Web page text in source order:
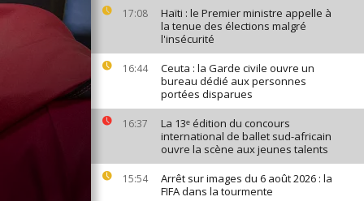
17:08
Haïti : le Premier ministre appelle à
la tenue des élections malgré
l'insécurité
16:44
Ceuta : la Garde civile ouvre un
bureau dédié aux personnes
portées disparues
16:37
La 13ᵉ édition du concours
international de ballet sud-africain
ouvre la scène aux jeunes talents
15:54
Arrêt sur images du 6 août 2026 : la
FIFA dans la tourmente